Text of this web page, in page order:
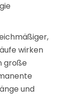
wirken
große
und